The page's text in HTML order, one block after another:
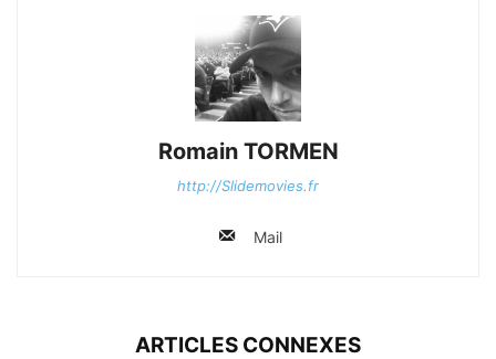
Romain TORMEN
http://Slidemovies.fr
Mail
ARTICLES CONNEXES